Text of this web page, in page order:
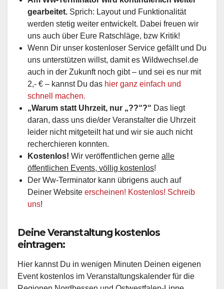
gearbeitet. Sprich: Layout und Funktionalität
werden stetig weiter entwickelt. Dabei freuen wir
uns auch über Eure Ratschläge, bzw Kritik!
Wenn Dir unser kostenloser Service gefällt und Du
uns unterstützen willst, damit es Wildwechsel.de
auch in der Zukunft noch gibt – und sei es nur mit
2,- € – kannst Du das hier ganz einfach und
schnell machen.
„Warum statt Uhrzeit, nur „??“?“ Das liegt
daran, dass uns die/der Veranstalter die Uhrzeit
leider nicht mitgeteilt hat und wir sie auch nicht
recherchieren konnten.
Kostenlos! Wir veröffentlichen gerne alle
öffentlichen Events, völlig kostenlos!
Der Ww-Terminator kann übrigens auch auf
Deiner Website erscheinen! Kostenlos! Schreib
uns!
Deine Veranstaltung kostenlos
eintragen:
Hier kannst Du in wenigen Minuten Deinen eigenen
Event kostenlos im Veranstaltungskalender für die